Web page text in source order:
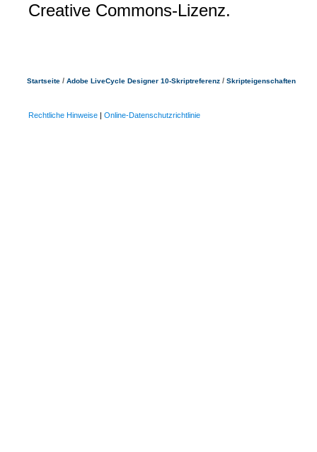
Creative Commons-Lizenz.
Startseite / Adobe LiveCycle Designer 10-Skriptreferenz / Skripteigenschaften
Rechtliche Hinweise | Online-Datenschutzrichtlinie